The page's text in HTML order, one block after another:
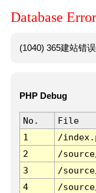
Database Error
(1040) 365建站错
PHP Debug
No. File
1
/
2
/
3
/
4
/